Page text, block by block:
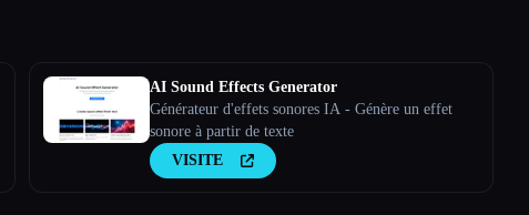
AI Sound Effects Generator
Générateur d'effets sonores IA - Génère un effet
sonore à partir de texte
VISITE